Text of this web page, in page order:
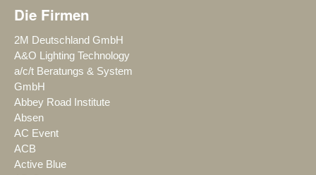
Die Firmen
2M Deutschland GmbH
A&O Lighting Technology
a/c/t Beratungs & System
GmbH
Abbey Road Institute
Absen
AC Event
ACB
Active Blue